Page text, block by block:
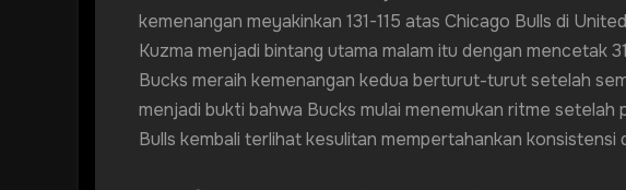
kemenangan meyakinkan 131-115 atas Chicago Bulls di
Kuzma menjadi bintang utama malam itu dengan mencetak
Bucks meraih kemenangan kedua berturut-turut setelah
menjadi bukti bahwa Bucks mulai menemukan ritme
Bulls kembali terlihat kesulitan mempertahankan konsistensi